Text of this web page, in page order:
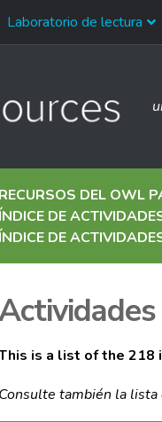
Laboratorio de lectura
RECURSOS DEL OWL
ÍNDICE DE
ÍNDICE DE
is a list of the 218
Consulte también la lista